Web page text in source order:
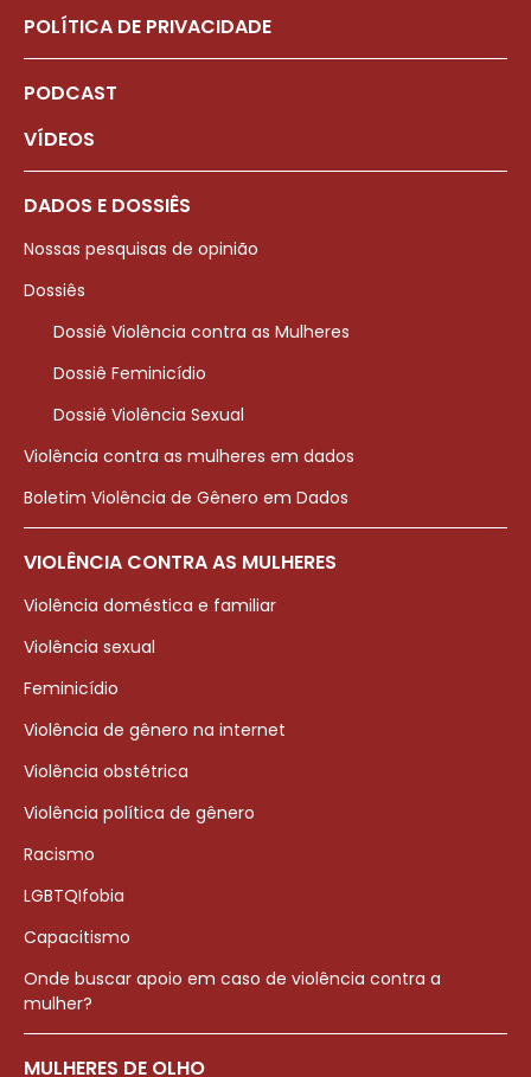
POLÍTICA DE PRIVACIDADE
PODCAST
VÍDEOS
DADOS E DOSSIÊS
Nossas pesquisas de opinião
Dossiês
Dossiê Violência contra as Mulheres
Dossiê Feminicídio
Dossiê Violência Sexual
Violência contra as mulheres em dados
Boletim Violência de Gênero em Dados
VIOLÊNCIA CONTRA AS MULHERES
Violência doméstica e familiar
Violência sexual
Feminicídio
Violência de gênero na internet
Violência obstétrica
Violência política de gênero
Racismo
LGBTQIfobia
Capacitismo
Onde buscar apoio em caso de violência contra a
mulher?
MULHERES DE OLHO